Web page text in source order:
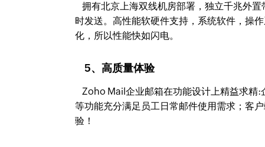
拥有北京上海双线机房部署，独立千兆外
时发送。高性能软硬件支持，系统软件，操
化，所以性能快如闪电。
5、高质量体验
Zoho Mail企业邮箱在功能设计上精益求精:
等功能充分满足员工日常邮件使用需求；客
验！